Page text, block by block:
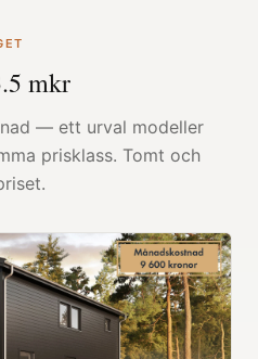
mkr
— ett urval modeller
prisklass. Tomt och